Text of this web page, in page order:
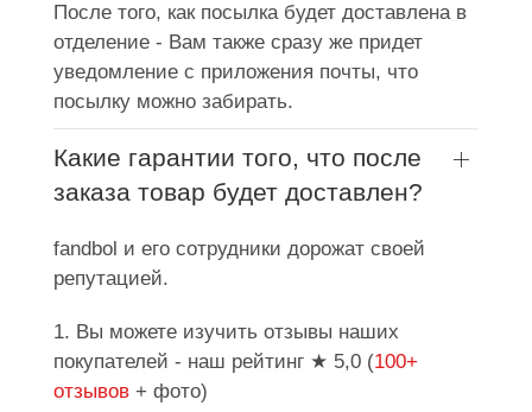
После того, как посылка будет доставлена в
отделение - Вам также сразу же придет
уведомление с приложения почты, что
посылку можно забирать.
Какие гарантии того, что после
заказа товар будет доставлен?
fandbol и его сотрудники дорожат своей
репутацией.
1. Вы можете изучить отзывы наших
покупателей - наш рейтинг ★ 5,0 (100+
отзывов + фото)